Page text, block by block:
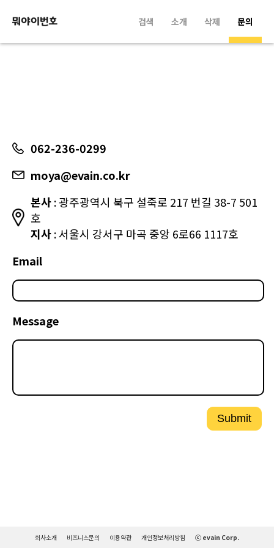
검색 소개 삭제 문의
062-236-0299
moya@evain.co.kr
본사: 광주광역시 북구 설죽로 217 번길 38-7 501
호
지사: 서울시 강서구 마곡 중앙 6로66 1117호
Email
Message
Submit
회사소개 비즈니스문의 이용약관 개인정보처리방침 ⓒ evain Corp.